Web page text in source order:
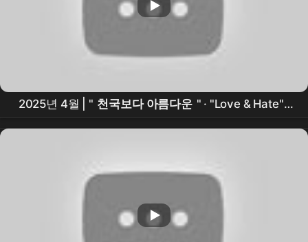
2025년 4월 | " 천국보다 아름다운 " · "Love & Hate" ·
"Perfect Crime" 외 45곡